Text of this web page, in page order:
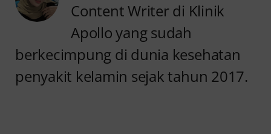
Content Writer di Klinik
Apollo yang sudah
berkecimpung di dunia kesehatan
penyakit kelamin sejak tahun 2017.
Anyang